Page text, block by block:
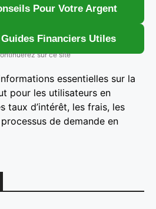
Pour Votre Argent
Financiers Utiles
sur ce site
essentielles sur la
pour les utilisateurs en
taux d’intérêt, les frais, les
de demande en